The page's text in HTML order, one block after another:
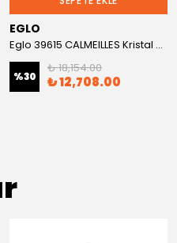
EGLO
Eglo 39615 CALMEILLES Kristal Aplik
%30
₺ 18,154.00
₺ 12,708.00